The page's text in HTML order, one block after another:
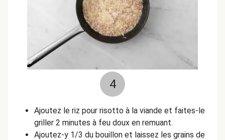
4
Ajoutez le riz pour risotto à la viande et faites-le
griller 2 minutes à feu doux en remuant.
Ajoutez-y 1/3 du bouillon et laissez les grains de